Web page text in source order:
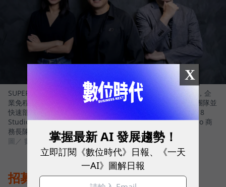
SUPER 8 Studio 推出能建立企業 AI 員工團隊的平台 - ORRA，企
業免程式，以自然語言描述需求，生成具治理機制的 AI 員工團隊並
快速部署。左起 SUPER 8 Studio 資深產品總監王婕、SUPER 8
Studio 雲發互動科技創辦人暨執行長陳子龍、SUPER 8 Studio 商
務長陳之逵
圖／ 數位時代
招募只是開始，AI 員工更需要管理
X
掌握最新 AI 發展趨勢！
立即訂閱《數位時代》日報、《一天
一AI》圖解日報